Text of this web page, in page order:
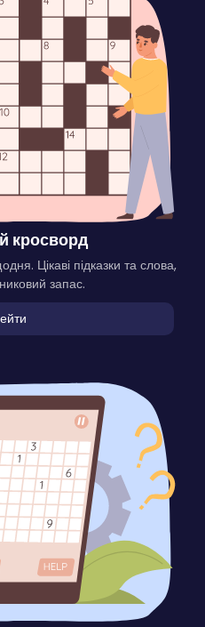
кросворд
Цікаві підказки та слова,
запас.